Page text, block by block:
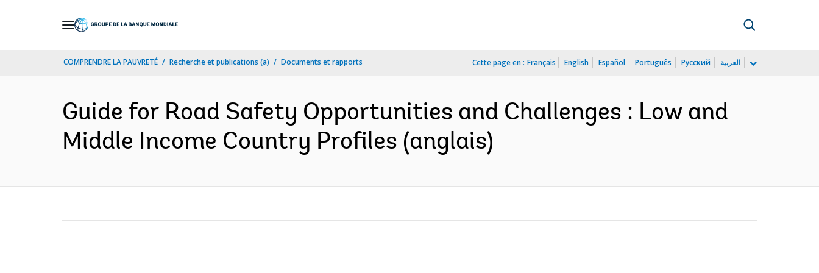
COMPRENDRE LA PAUVRETÉ Recherche et publications (a) Documents et rapports Cette page en : Français English Español Português Русский العربية
Guide for Road Safety Opportunities and Challenges : Low and
Middle Income Country Profiles (anglais)